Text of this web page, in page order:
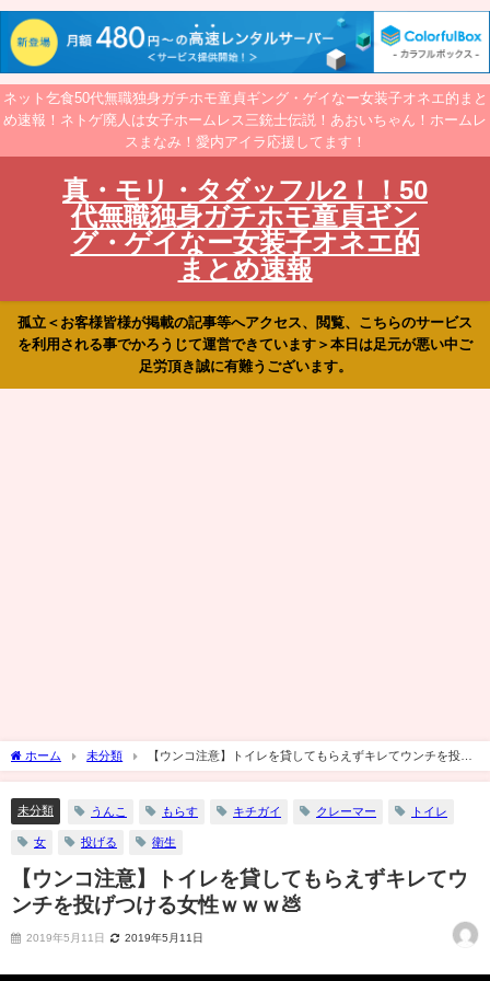
ネット乞食50代無職独身ガチホモ童貞ギング・ゲイなー女装子オネエ的まと
め速報！ネトゲ廃人は女子ホームレス三銃士伝説！あおいちゃん！ホームレ
スまなみ！愛内アイラ応援してます！
真・モリ・タダッフル2！！50
代無職独身ガチホモ童貞ギン
グ・ゲイなー女装子オネエ的
まとめ速報
孤立＜お客様皆様が掲載の記事等へアクセス、閲覧、こちらのサービス
を利用される事でかろうじて運営できています＞本日は足元が悪い中ご
足労頂き誠に有難うございます。
ホーム 未分類
【ウンコ注意】トイレを貸してもらえずキレてウンチを投げ
つける女性ｗｗｗ💩
未分類 うんこ もらす キチガイ クレーマー トイレ
女 投げる 衛生
【ウンコ注意】トイレを貸してもらえずキレてウ
ンチを投げつける女性ｗｗｗ💩
2019年5月11日 2019年5月11日